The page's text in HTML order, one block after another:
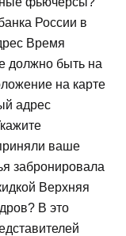
России в
Время
должно быть на
на карте
адрес
ваше
забронировала
Верхняя
В это